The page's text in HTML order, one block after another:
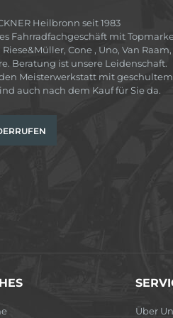
Heilbronn seit 1983
Fahrradfachgeschäft mit
Cone , Uno, Van Raam,
Beratung ist unsere Leidenschaft.
Meisterwerkstatt mit geschultem
auch nach dem Kauf für Sie da.
Über